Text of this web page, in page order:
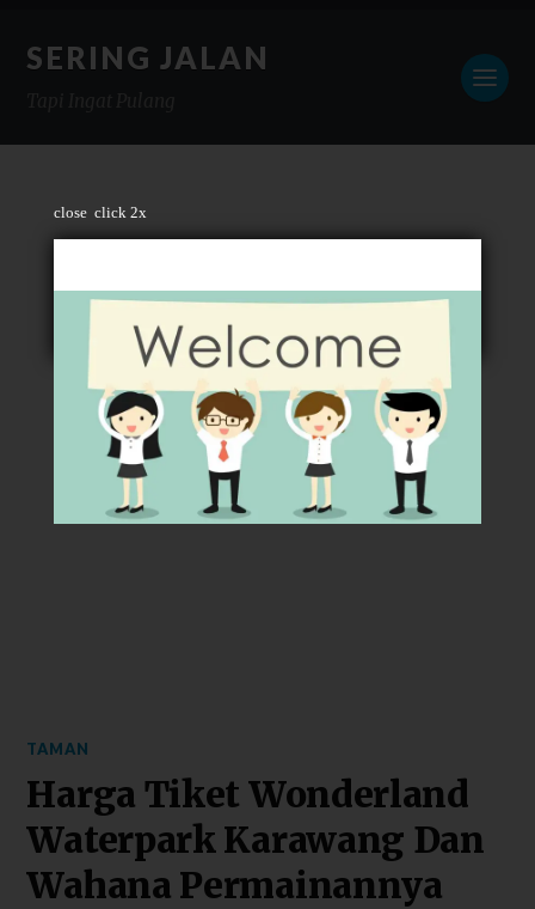
close click 2x
SERING JALAN
TAMAN
Harga Tiket Wonderland
Waterpark Karawang Dan
Wahana Permainannya